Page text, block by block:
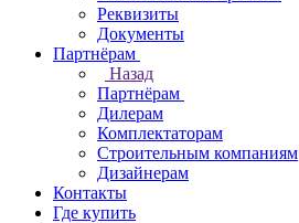
Реквизиты
Документы
Партнёрам
Назад
Партнёрам
Дилерам
Комплектаторам
Строительным компаниям
Дизайнерам
Контакты
Где купить